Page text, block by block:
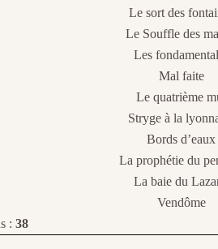
Le sort des
Le Souffle des
Les
Mal faite
Le quatrième
Stryge à la
Bords d’eaux
La prophétie du
La baie du
Vendôme
: 38